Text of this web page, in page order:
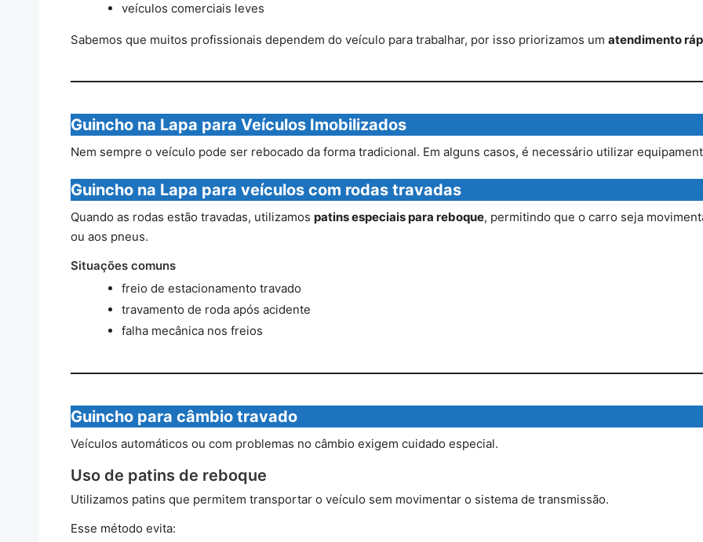
veículos comerciais leves
Sabemos que muitos profissionais dependem do veículo para trabalhar, por isso priorizamos um atendimento
Guincho na Lapa para Veículos Imobilizados
Nem sempre o veículo pode ser rebocado da forma tradicional. Em alguns casos, é necessário utilizar
Guincho na Lapa para veículos com rodas travadas
Quando as rodas estão travadas, utilizamos patins especiais para reboque, permitindo que o carro seja
ou aos pneus.
Situações comuns
freio de estacionamento travado
travamento de roda após acidente
falha mecânica nos freios
Guincho para câmbio travado
Veículos automáticos ou com problemas no câmbio exigem cuidado especial.
Uso de patins de reboque
Utilizamos patins que permitem transportar o veículo sem movimentar o sistema de transmissão.
Esse método evita: